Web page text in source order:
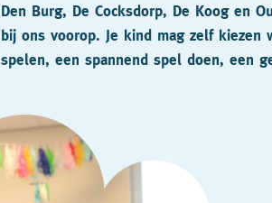
Den Burg, De Cocksdorp, De Koog en
bij ons voorop. Je kind mag zelf kiezen
spelen, een spannend spel doen, een